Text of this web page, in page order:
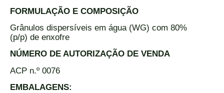
FORMULAÇÃO E COMPOSIÇÃO
Grânulos dispersíveis em água (WG) com 80%
(p/p) de enxofre
NÚMERO DE AUTORIZAÇÃO DE VENDA
ACP n.º 0076
EMBALAGENS: